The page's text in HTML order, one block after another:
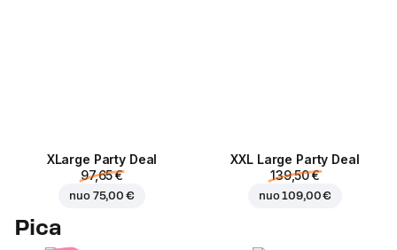
ХLarge Party Deal
97,65 €
nuo 75,00 €
XXL Large Party Deal
139,50 €
nuo109,00 €
Pica